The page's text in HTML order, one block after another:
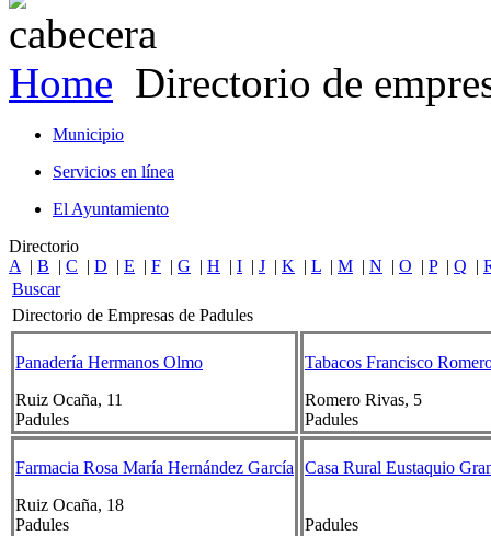
Home Directorio de
Municipio
Servicios en línea
El Ayuntamiento
Directorio
A | B | C | D | E | F | G | H | I | J | K | L | M | N | O | P| Q |
Buscar
Directorio de Empresas de Padules
Panadería Hermanos Olmo
Ruiz Ocaña, 11
Padules
Tabacos Francisco
Romero Rivas, 5
Padules
Farmacia Rosa María Hernández García
Ruiz Ocaña, 18
Padules
Casa Rural Eustaquio
Padules